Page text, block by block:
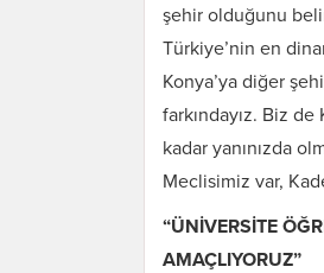
şehir olduğunu
Türkiye’nin en
Konya’ya diğer
farkındayız. Biz
kadar yanınızda
Meclisimiz var,
“ÜNİVERSİTE
AMAÇLIYORUZ”